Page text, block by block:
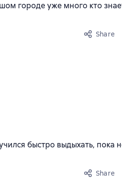
городе уже много кто
Share
быстро выдыхать, пока
Share